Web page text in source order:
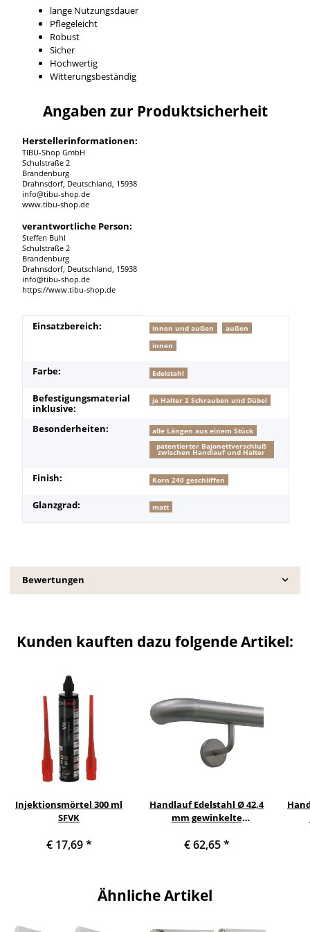
lange Nutzungsdauer
Pflegeleicht
Robust
Sicher
Hochwertig
Witterungsbeständig
Angaben zur Produktsicherheit
Herstellerinformationen:
TIBU-Shop GmbH
Schulstraße 2
Brandenburg
Drahnsdorf, Deutschland, 15938
info@tibu-shop.de
www.tibu-shop.de
verantwortliche Person:
Steffen Buhl
Schulstraße 2
Brandenburg
Drahnsdorf, Deutschland, 15938
info@tibu-shop.de
https://www.tibu-shop.de
Produkteigenschaft
Wert
Einsatzbereich: innen und außen
außen
innen
Farbe: Edelstahl
Befestigungsmaterial
inklusive:
je Halter 2 Schrauben und Dübel
Besonderheiten:
alle Längen aus einem Stück
patentierter Bajonettverschluß
zwischen Handlauf und Halter
Finish: Korn 240 geschliffen
Glanzgrad: matt
Bewertungen
Kunden kauften dazu folgende Artikel:
Injektionsmörtel 300 ml
SFVK
€ 17,69*
Handlauf Edelstahl Ø 42,4
mm gewinkelte
cm mit 2 Halter und
€ 62,65*
Ähnliche Artikel